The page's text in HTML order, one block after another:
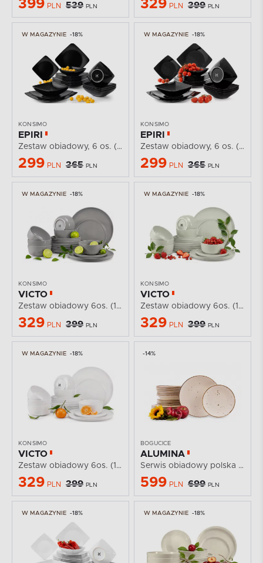
399 PLN 539 PLN 329 PLN 399 PLN
W MAGAZYNIE -18%
KONSIMO
EPIRI
Zestaw obiadowy, 6 os. (18el) czarny matowy
299 PLN 365 PLN
W MAGAZYNIE -18%
KONSIMO
EPIRI
Zestaw obiadowy, 6 os. (18el)
299 PLN 365 PLN
W MAGAZYNIE -18%
KONSIMO
VICTO
Zestaw obiadowy 6os. (18 el.) szary
329 PLN 399 PLN
W MAGAZYNIE -18%
KONSIMO
VICTO
Zestaw obiadowy 6os. (18 el.) beżowy/zielony/szary...
329 PLN 399 PLN
W MAGAZYNIE -18%
KONSIMO
VICTO
Zestaw obiadowy 6os. (18 el.) biały
329 PLN 399 PLN
-14%
BOGUCICE
ALUMINA
Serwis obiadowy polska porcelana Cottage Cream dla 6...
599 PLN 699 PLN
W MAGAZYNIE -18% W MAGAZYNIE -18%